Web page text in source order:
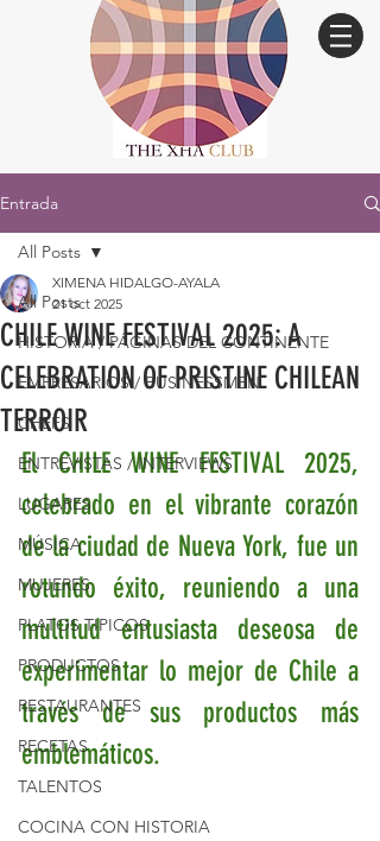
Entrada
All Posts
HISTORIA / PÁGINAS DEL CONTINENTE
EMPRESARIOS / BUSINESSMEN
CHEFS
ENTREVISTAS / INTERVIEWS
LUGARES
MÚSICA
MUJERES
PLATOS TIPICOS
PRODUCTOS
RESTAURANTES
RECETAS
TALENTOS
COCINA CON HISTORIA
All Posts
CHILE WINE FESTIVAL 2025: A
CELEBRATION OF PRISTINE CHILEAN
TERROIR
XIMENA HIDALGO-AYALA
21 oct 2025
El CHILE WINE FESTIVAL 2025,
celebrado en el vibrante corazón
de la ciudad de Nueva York, fue un
rotundo éxito, reuniendo a una
multitud entusiasta deseosa de
experimentar lo mejor de Chile a
través de sus productos más
emblemáticos.